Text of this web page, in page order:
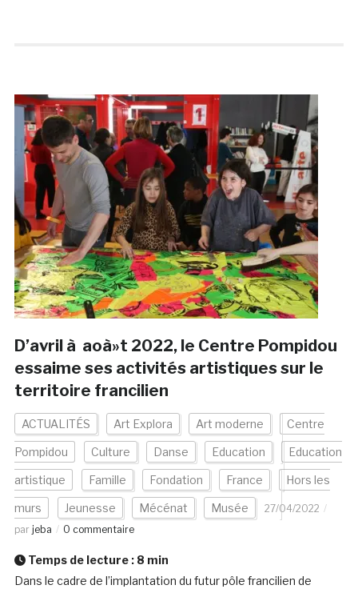
D’avril à aoà»t 2022, le Centre Pompidou
essaime ses activités artistiques sur le
territoire francilien
ACTUALITÉS Art Explora Art moderne Centre
Pompidou Culture Danse Education Education
artistique Famille Fondation France Hors les
murs Jeunesse Mécénat Musée
27/04/2022
par jeba 0 commentaire
Temps de lecture : 8 min
Dans le cadre de l’implantation du futur pôle francilien de